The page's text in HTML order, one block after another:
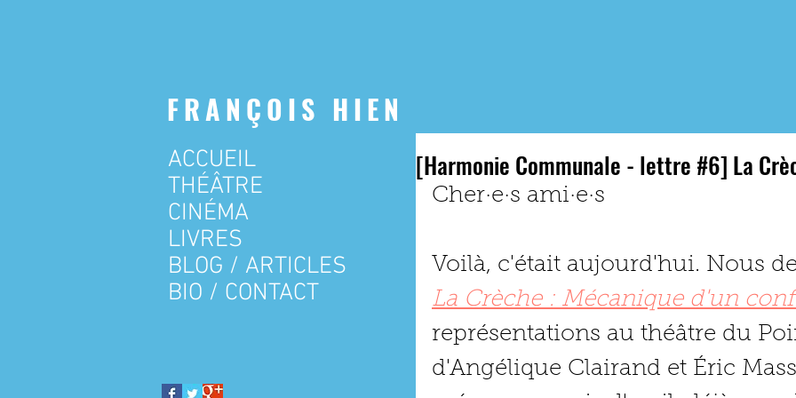
FRANÇOIS HIEN
[Harmonie Communale - lettre #6] La
Cher·e·s ami·e·s
Voilà, c'était aujourd'hui. Nous
La Crèche : Mécanique d'un
représentations au théâtre du
d'Angélique Clairand et Éric
ACCUEIL
THÉÂTRE
CINÉMA
LIVRES
BLOG / ARTICLES
BIO / CONTACT